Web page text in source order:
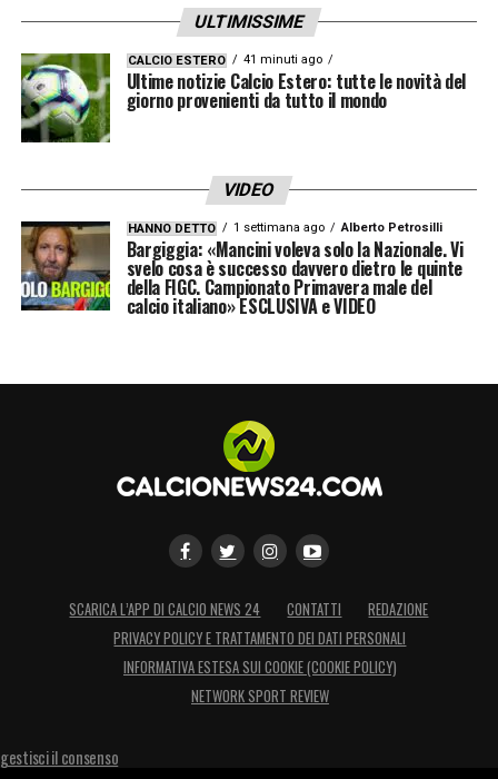
ULTIMISSIME
CALCIO ESTERO 41 minuti ago
Ultime notizie Calcio Estero: tutte le novità del
giorno provenienti da tutto il mondo
VIDEO
HANNO DETTO 1 settimana ago Alberto Petrosilli
Bargiggia: «Mancini voleva solo la Nazionale. Vi
svelo cosa è successo davvero dietro le quinte
della FIGC. Campionato Primavera male del
calcio italiano» ESCLUSIVA e VIDEO
SCARICA L’APP DI CALCIO NEWS 24 CONTATTI
REDAZIONE
PRIVACY POLICY E TRATTAMENTO DEI DATI PERSONALI
INFORMATIVA ESTESA SUI COOKIE (COOKIE POLICY)
NETWORK SPORT REVIEW
gestisci il consenso